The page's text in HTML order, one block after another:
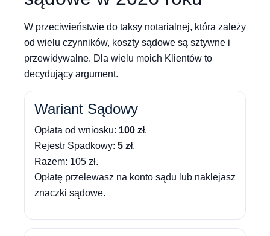
W przeciwieństwie do taksy notarialnej, która zależy
od wielu czynników, koszty sądowe są sztywne i
przewidywalne. Dla wielu moich Klientów to
decydujący argument.
Wariant Sądowy
Opłata od wniosku: 100 zł.
Rejestr Spadkowy: 5 zł.
Razem: 105 zł.
Opłatę przelewasz na konto sądu lub naklejasz
znaczki sądowe.